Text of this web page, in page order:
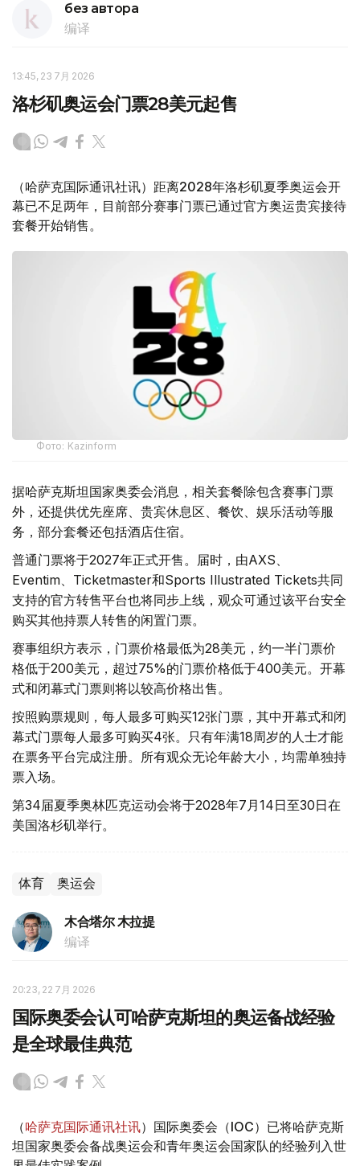
без автора
编译
13:45, 23 7月 2026
洛杉矶奥运会门票28美元起售
（哈萨克国际通讯社讯）距离2028年洛杉矶夏季奥运会开
幕已不足两年，目前部分赛事门票已通过官方奥运贵宾接待
套餐开始销售。
Фото: Kazinform
据哈萨克斯坦国家奥委会消息，相关套餐除包含赛事门票
外，还提供优先座席、贵宾休息区、餐饮、娱乐活动等服
务，部分套餐还包括酒店住宿。
普通门票将于2027年正式开售。届时，由AXS、
Eventim、Ticketmaster和Sports Illustrated Tickets共同
支持的官方转售平台也将同步上线，观众可通过该平台安全
购买其他持票人转售的闲置门票。
赛事组织方表示，门票价格最低为28美元，约一半门票价
格低于200美元，超过75%的门票价格低于400美元。开幕
式和闭幕式门票则将以较高价格出售。
按照购票规则，每人最多可购买12张门票，其中开幕式和闭
幕式门票每人最多可购买4张。只有年满18周岁的人士才能
在票务平台完成注册。所有观众无论年龄大小，均需单独持
票入场。
第34届夏季奥林匹克运动会将于2028年7月14日至30日在
美国洛杉矶举行。
体育 奥运会
木合塔尔 木拉提
编译
20:23, 22 7月 2026
国际奥委会认可哈萨克斯坦的奥运备战经验
是全球最佳典范
（哈萨克国际通讯社讯）国际奥委会（IOC）已将哈萨克斯
坦国家奥委会备战奥运会和青年奥运会国家队的经验列入世